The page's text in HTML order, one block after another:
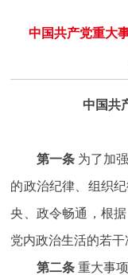
中国共产党重大
中国共
第一条为了加
的政治纪律、组织
央、政令畅通，根
党内政治生活的若干
第二条重大事